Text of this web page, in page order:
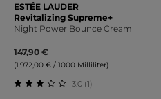
ESTÉE LAUDER
Revitalizing Supreme+
Night Power Bounce Cream
147,90 €
(1.972,00 € / 1000 Milliliter)
3.0 (1)